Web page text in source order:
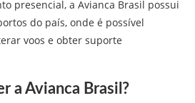
presencial, a Avianca Brasil possui
do país, onde é possível
voos e obter suporte
a Avianca Brasil?